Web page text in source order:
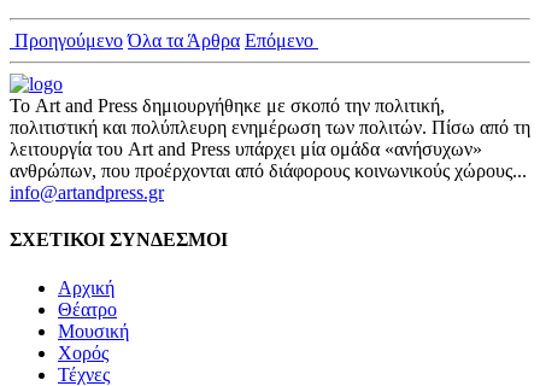
Προηγούμενο Όλα τα Άρθρα Επόμενο
Το Art and Press δημιουργήθηκε με σκοπό την πολιτική,
πολιτιστική και πολύπλευρη ενημέρωση των πολιτών. Πίσω από τη
λειτουργία του Art and Press υπάρχει μία ομάδα «ανήσυχων»
ανθρώπων, που προέρχονται από διάφορους κοινωνικούς χώρους...
info@artandpress.gr
ΣΧΕΤΙΚΟΙ ΣΥΝΔΕΣΜΟΙ
Αρχική
Θέατρο
Μουσική
Χορός
Τέχνες